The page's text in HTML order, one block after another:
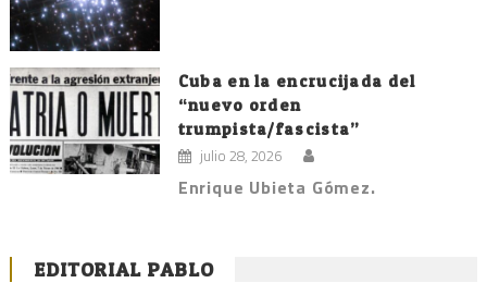
Cuba en la encrucijada del
“nuevo orden
trumpista/fascista”
julio 28, 2026
Enrique Ubieta Gómez.
EDITORIAL PABLO